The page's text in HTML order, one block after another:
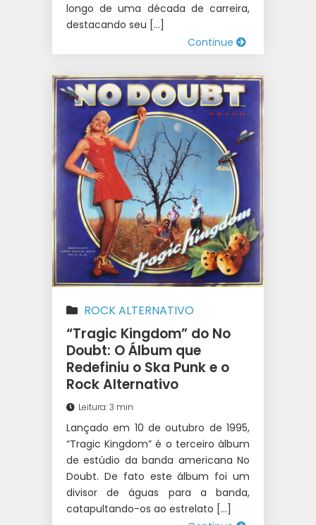
longo de uma década de carreira,
destacando seu […]
Continue
ROCK ALTERNATIVO
“Tragic Kingdom” do No
Doubt: O Álbum que
Redefiniu o Ska Punk e o
Rock Alternativo
Leitura: 3 min
Lançado em 10 de outubro de 1995,
“Tragic Kingdom” é o terceiro álbum
de estúdio da banda americana No
Doubt. De fato este álbum foi um
divisor de águas para a banda,
catapultando-os ao estrelato […]